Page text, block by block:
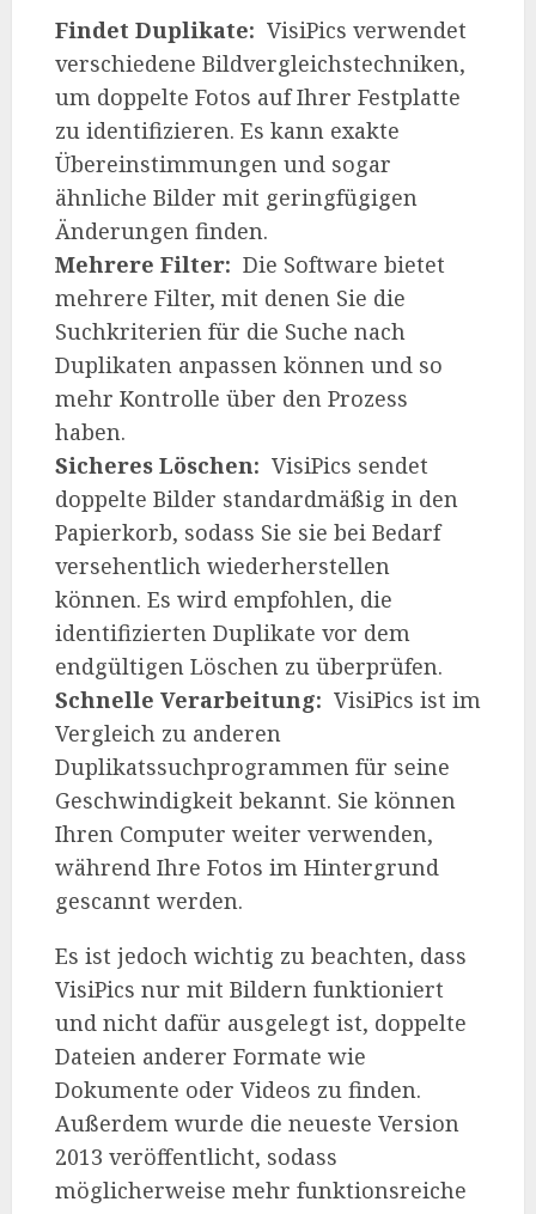
Findet Duplikate: VisiPics verwendet
verschiedene Bildvergleichstechniken,
um doppelte Fotos auf Ihrer Festplatte
zu identifizieren. Es kann exakte
Übereinstimmungen und sogar
ähnliche Bilder mit geringfügigen
Änderungen finden.
Mehrere Filter: Die Software bietet
mehrere Filter, mit denen Sie die
Suchkriterien für die Suche nach
Duplikaten anpassen können und so
mehr Kontrolle über den Prozess
haben.
Sicheres Löschen: VisiPics sendet
doppelte Bilder standardmäßig in den
Papierkorb, sodass Sie sie bei Bedarf
versehentlich wiederherstellen
können. Es wird empfohlen, die
identifizierten Duplikate vor dem
endgültigen Löschen zu überprüfen.
Schnelle Verarbeitung: VisiPics ist im
Vergleich zu anderen
Duplikatssuchprogrammen für seine
Geschwindigkeit bekannt. Sie können
Ihren Computer weiter verwenden,
während Ihre Fotos im Hintergrund
gescannt werden.
Es ist jedoch wichtig zu beachten, dass
VisiPics nur mit Bildern funktioniert
und nicht dafür ausgelegt ist, doppelte
Dateien anderer Formate wie
Dokumente oder Videos zu finden.
Außerdem wurde die neueste Version
2013 veröffentlicht, sodass
möglicherweise mehr funktionsreiche